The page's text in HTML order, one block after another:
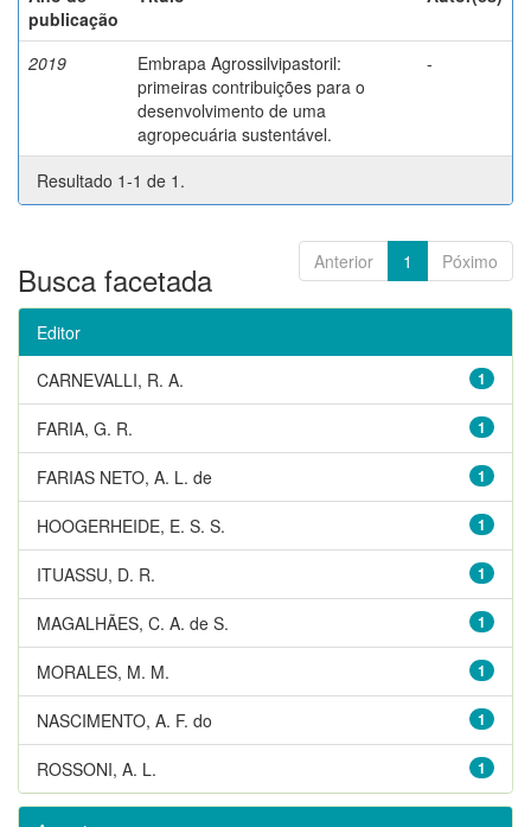
publicação
2019
Embrapa Agrossilvipastoril:
primeiras contribuições para o
desenvolvimento de uma
agropecuária sustentável.
-
Resultado 1-1 de 1.
Anterior 1 Póximo
Busca facetada
Editor
1
CARNEVALLI, R. A.
1
FARIA, G. R.
1
FARIAS NETO, A. L. de
1
HOOGERHEIDE, E. S. S.
1
ITUASSU, D. R.
1
MAGALHÃES, C. A. de S.
1
MORALES, M. M.
1
NASCIMENTO, A. F. do
1
ROSSONI, A. L.